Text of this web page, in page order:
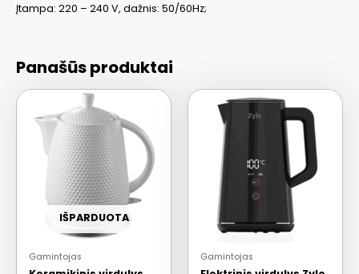
Įtampa: 220 – 240 V, dažnis: 50/60Hz;
Panašūs produktai
IŠPARDUOTA
Gamintojas Gamintojas